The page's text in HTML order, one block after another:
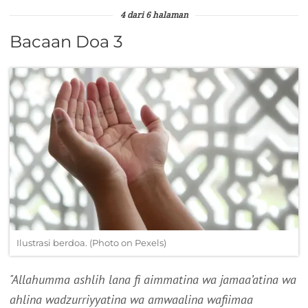
4 dari 6 halaman
Bacaan Doa 3
Ilustrasi berdoa. (Photo on Pexels)
"Allahumma ashlih lana fi aimmatina wa jamaa’atina wa
ahlina wadzurriyyatina wa amwaalina wafiimaa